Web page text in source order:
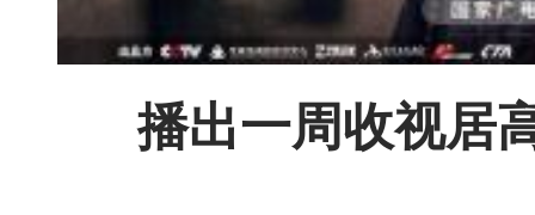
播出一周收视居